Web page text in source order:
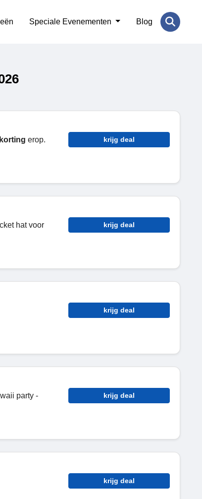
Speciale Evenementen Blog
erop. krijg deal
hat voor
krijg deal
krijg deal
party -
krijg deal
krijg deal